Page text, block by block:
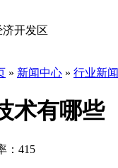
开发区
» 新闻中心 » 行业新闻
术有哪些
：415